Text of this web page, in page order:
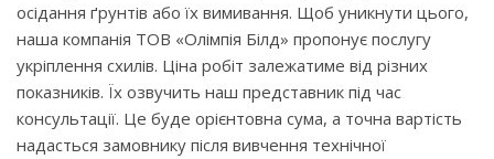
осідання ґрунтів або їх вимивання. Щоб уникнути цього,
наша компанія ТОВ «Олімпія Білд» пропонує послугу
укріплення схилів. Ціна робіт залежатиме від різних
показників. Їх озвучить наш представник під час
консультації. Це буде орієнтовна сума, а точна вартість
надасться замовнику після вивчення технічної